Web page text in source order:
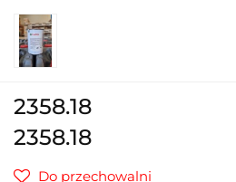
2358.18
2358.18
Do przechowalni